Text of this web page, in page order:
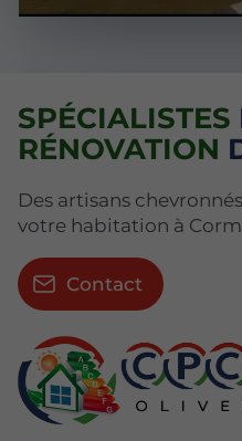
SPÉCIALISTES
RÉNOVATION
Des artisans
votre habitation à
Contact